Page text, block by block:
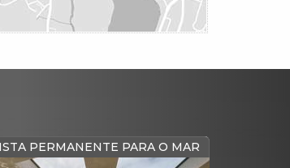
COBERTURA DUPLEX